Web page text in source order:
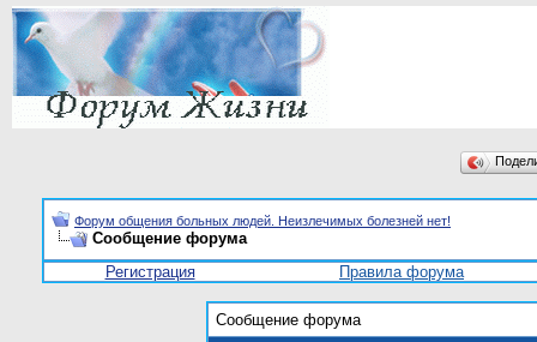
Форум общения больных людей. Неизлечимых болезней нет!
Сообщение форума
Регистрация
Правила форума
Сообщение форума